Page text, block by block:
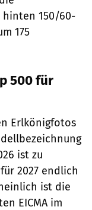
hinten 150/60-
175
500 für
Erlkönigfotos
ist zu
2027 endlich
ist die
EICMA im